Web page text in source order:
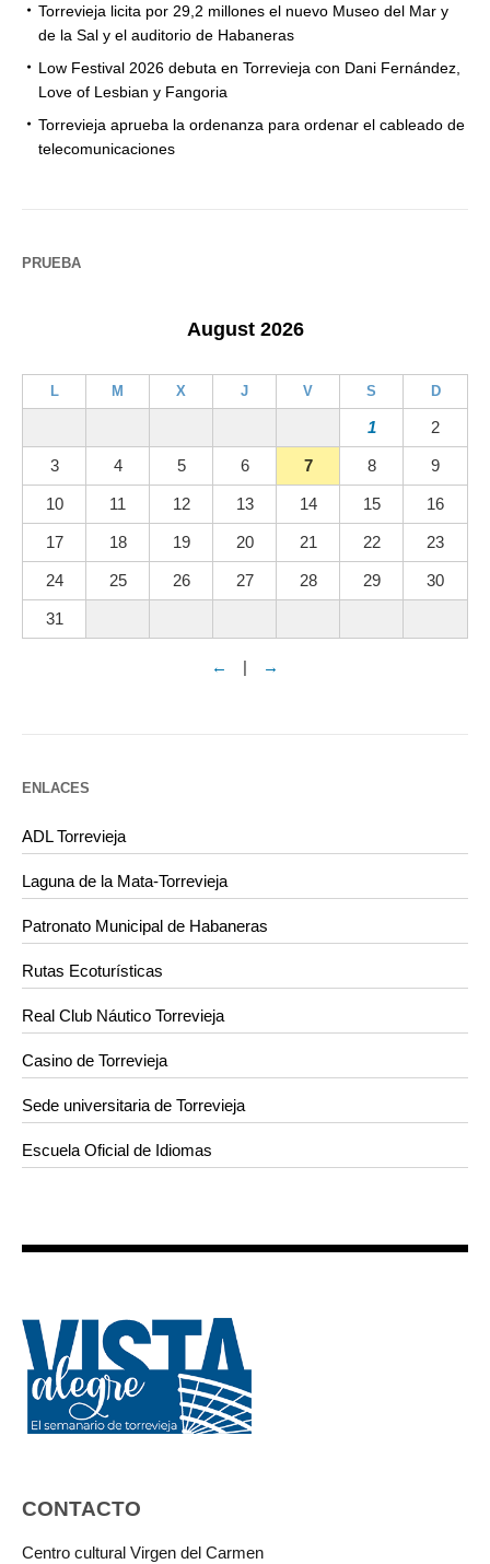
Torrevieja licita por 29,2 millones el nuevo Museo del Mar y
de la Sal y el auditorio de Habaneras
Low Festival 2026 debuta en Torrevieja con Dani Fernández,
Love of Lesbian y Fangoria
Torrevieja aprueba la ordenanza para ordenar el cableado de
telecomunicaciones
PRUEBA
August 2026
L M X J V S D
1 2
3 4 5 6 7 8 9
10 11 12 13 14 15 16
17 18 19 20 21 22 23
24 25 26 27 28 29 30
31
← | →
ENLACES
ADL Torrevieja
Laguna de la Mata-Torrevieja
Patronato Municipal de Habaneras
Rutas Ecoturísticas
Real Club Náutico Torrevieja
Casino de Torrevieja
Sede universitaria de Torrevieja
Escuela Oficial de Idiomas
CONTACTO
Centro cultural Virgen del Carmen